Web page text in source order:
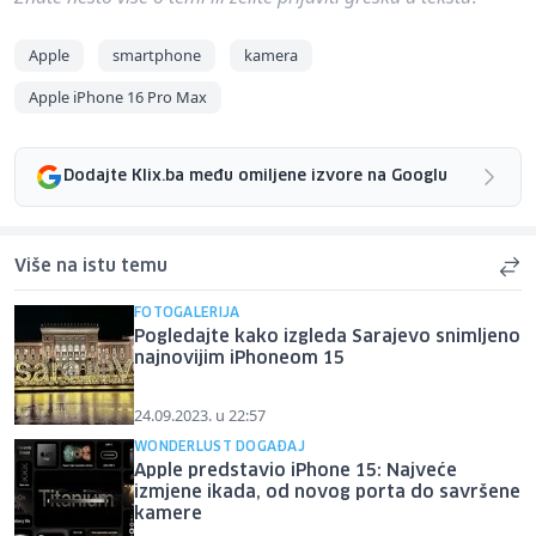
Apple smartphone
kamera
Apple iPhone 16 Pro Max
Dodajte Klix.ba među omiljene izvore na Googlu
Više na istu temu
FOTOGALERIJA
Pogledajte kako izgleda Sarajevo snimljeno
najnovijim iPhoneom 15
24.09.2023. u 22:57
WONDERLUST DOGAĐAJ
Apple predstavio iPhone 15: Najveće
izmjene ikada, od novog porta do savršene
kamere